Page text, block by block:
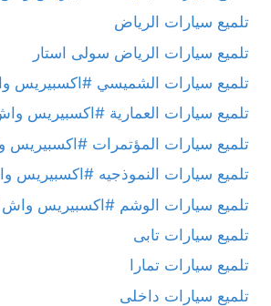
تلميع سيارات الرياض
تلميع سيارات الرياض سولى استار
تلميع سيارات الشميسي #اكسبيريس
تلميع سيارات العمارية #اكسبيريس
تلميع سيارات المؤتمرات #اكسبيريس
تلميع سيارات النموذجيه #اكسبيريس
تلميع سيارات الوشم #اكسبيريس واش
تلميع سيارات تابى
تلميع سيارات تمارا
تلميع سيارات داخلى